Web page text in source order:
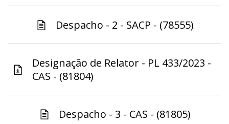
Despacho - 2 - SACP - (78555)
Designação de Relator - PL 433/2023 -
CAS - (81804)
Despacho - 3 - CAS - (81805)